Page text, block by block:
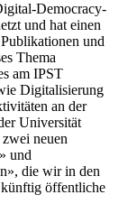
Democracy-
und hat einen
und
Thema
am IPST
Digitalisierung
an der
Universität
neuen
und
die wir in den
öffentliche